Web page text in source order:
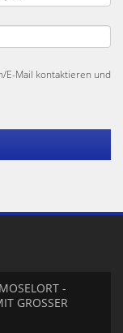
E-Mail kontaktieren und
-
GROSSER